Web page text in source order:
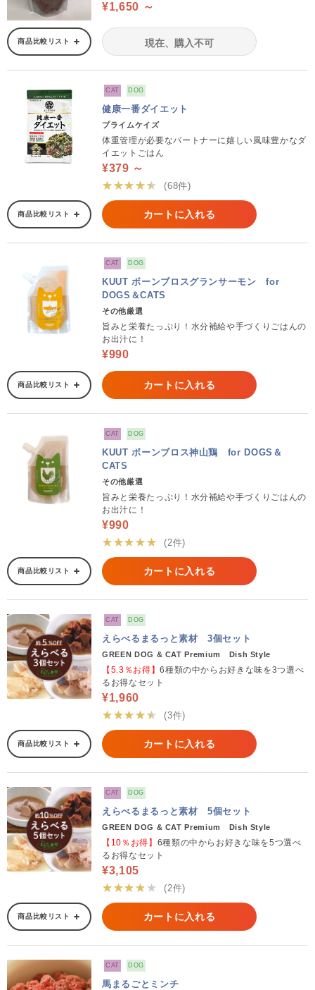
¥1,650 ～
商品比較リスト 現在、購入不可
CAT DOG
健康一番ダイエット
プライムケイズ
体重管理が必要なパートナーに嬉しい風味豊かなダ
イエットごはん
¥379 ～
★★★★★
(68件)
商品比較リスト カートに入れる
CAT DOG
KUUT ボーンブロスグランサーモン for
DOGS＆CATS
その他厳選
旨みと栄養たっぷり！水分補給や手づくりごはんの
お出汁に！
¥990
商品比較リスト カートに入れる
CAT DOG
KUUT ボーンブロス神山鶏 for DOGS＆
CATS
その他厳選
旨みと栄養たっぷり！水分補給や手づくりごはんの
お出汁に！
¥990
★★★★★
(2件)
商品比較リスト カートに入れる
CAT DOG
えらべるまるっと素材 3個セット
GREEN DOG & CAT Premium Dish Style
【5.3％お得】6種類の中からお好きな味を3つ選べ
るお得なセット
¥1,960
★★★★★
(3件)
商品比較リスト カートに入れる
CAT DOG
えらべるまるっと素材 5個セット
GREEN DOG & CAT Premium Dish Style
【10％お得】 6種類の中からお好きな味を5つ選べ
るお得なセット
¥3,105
★★★★★
(2件)
商品比較リスト カートに入れる
CAT DOG
馬まるごとミンチ